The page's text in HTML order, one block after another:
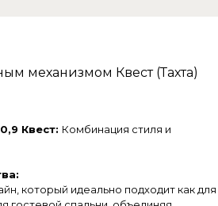
механизмом Квест (Тахта)
Квест: Комбинация стиля и
который идеально подходит как для